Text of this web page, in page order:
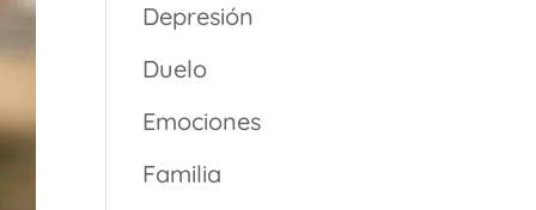
Depresión
Duelo
Emociones
Familia